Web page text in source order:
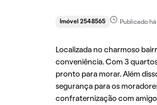
Imóvel 2548565 Publicado
Localizada no charmoso
conveniência. Com 3
pronto para morar. Além
segurança para os
confraternização com